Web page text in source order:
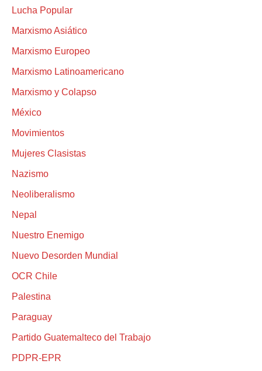
Lucha Popular
Marxismo Asiático
Marxismo Europeo
Marxismo Latinoamericano
Marxismo y Colapso
México
Movimientos
Mujeres Clasistas
Nazismo
Neoliberalismo
Nepal
Nuestro Enemigo
Nuevo Desorden Mundial
OCR Chile
Palestina
Paraguay
Partido Guatemalteco del Trabajo
PDPR-EPR